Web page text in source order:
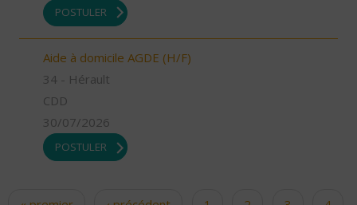
POSTULER
Aide à domicile AGDE (H/F)
34 - Hérault
CDD
30/07/2026
POSTULER